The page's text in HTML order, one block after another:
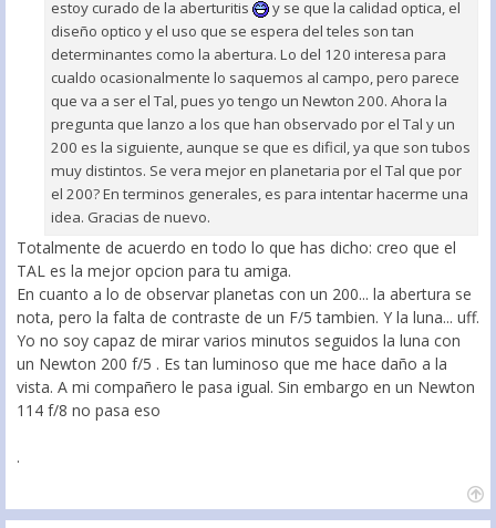
estoy curado de la aberturitis
y se que la calidad optica, el
diseño optico y el uso que se espera del teles son tan
determinantes como la abertura. Lo del 120 interesa para
cualdo ocasionalmente lo saquemos al campo, pero parece
que va a ser el Tal, pues yo tengo un Newton 200. Ahora la
pregunta que lanzo a los que han observado por el Tal y un
200 es la siguiente, aunque se que es dificil, ya que son tubos
muy distintos. Se vera mejor en planetaria por el Tal que por
el 200? En terminos generales, es para intentar hacerme una
idea. Gracias de nuevo.
Totalmente de acuerdo en todo lo que has dicho: creo que el
TAL es la mejor opcion para tu amiga.
En cuanto a lo de observar planetas con un 200... la abertura se
nota, pero la falta de contraste de un F/5 tambien. Y la luna... uff.
Yo no soy capaz de mirar varios minutos seguidos la luna con
un Newton 200 f/5 . Es tan luminoso que me hace daño a la
vista. A mi compañero le pasa igual. Sin embargo en un Newton
114 f/8 no pasa eso
.